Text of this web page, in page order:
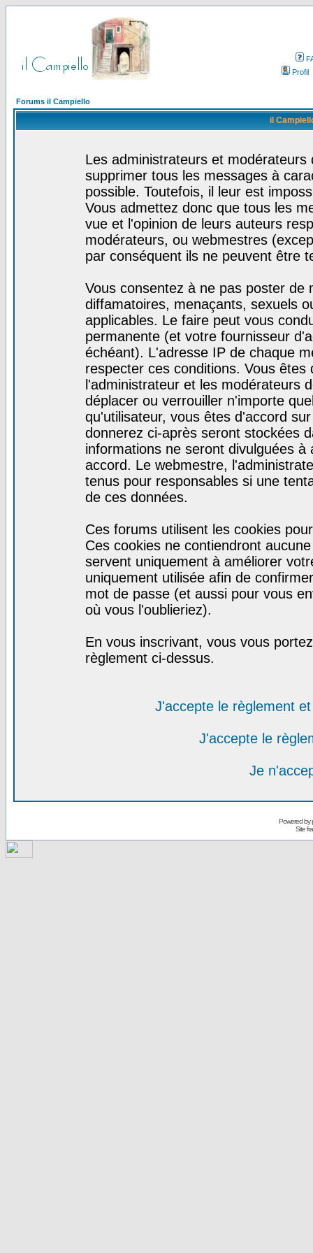
Profil
Forums il Campiello
il
Les administrateurs et
supprimer tous les messages à
possible. Toutefois, il leur est
Vous admettez donc que tous les
vue et l'opinion de leurs auteurs
modérateurs, ou webmestres
par conséquent ils ne peuvent être
Vous consentez à ne pas poster de
diffamatoires, menaçants, sexuels
applicables. Le faire peut vous
permanente (et votre fournisseur
échéant). L'adresse IP de chaque
respecter ces conditions. Vous
l'administrateur et les modérateurs
déplacer ou verrouiller n'importe
qu'utilisateur, vous êtes d'accord
donnerez ci-après seront stockées
informations ne seront divulguées
accord. Le webmestre,
tenus pour responsables si une
de ces données.
Ces forums utilisent les cookies
Ces cookies ne contiendront
servent uniquement à améliorer
uniquement utilisée afin de
mot de passe (et aussi pour vous
où vous l'oublieriez).
En vous inscrivant, vous vous
règlement ci-dessus.
J'accepte le règlement
J'accepte le
Je
Powered by
Site